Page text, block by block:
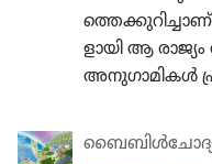
ളാ​യി ആ
അനുഗാ​മി​കൾ